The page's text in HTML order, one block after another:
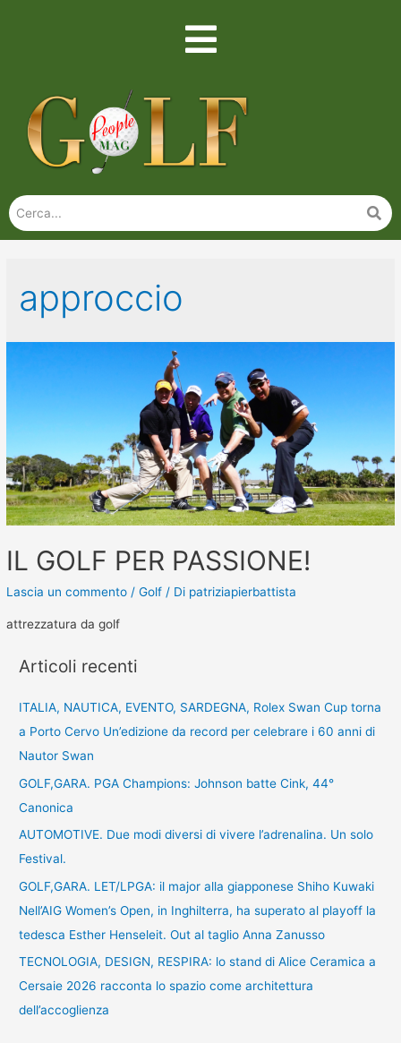
approccio
IL GOLF PER PASSIONE!
Lascia un commento /Golf / Di patriziapierbattista
attrezzatura da golf
Articoli recenti
ITALIA, NAUTICA, EVENTO, SARDEGNA, Rolex Swan Cup torna
a Porto Cervo Un’edizione da record per celebrare i 60 anni di
Nautor Swan
GOLF,GARA. PGA Champions: Johnson batte Cink, 44°
Canonica
AUTOMOTIVE. Due modi diversi di vivere l’adrenalina. Un solo
Festival.
GOLF,GARA. LET/LPGA: il major alla giapponese Shiho Kuwaki
Nell’AIG Women’s Open, in Inghilterra, ha superato al playoff la
tedesca Esther Henseleit. Out al taglio Anna Zanusso
TECNOLOGIA, DESIGN, RESPIRA: lo stand di Alice Ceramica a
Cersaie 2026 racconta lo spazio come architettura
dell’accoglienza